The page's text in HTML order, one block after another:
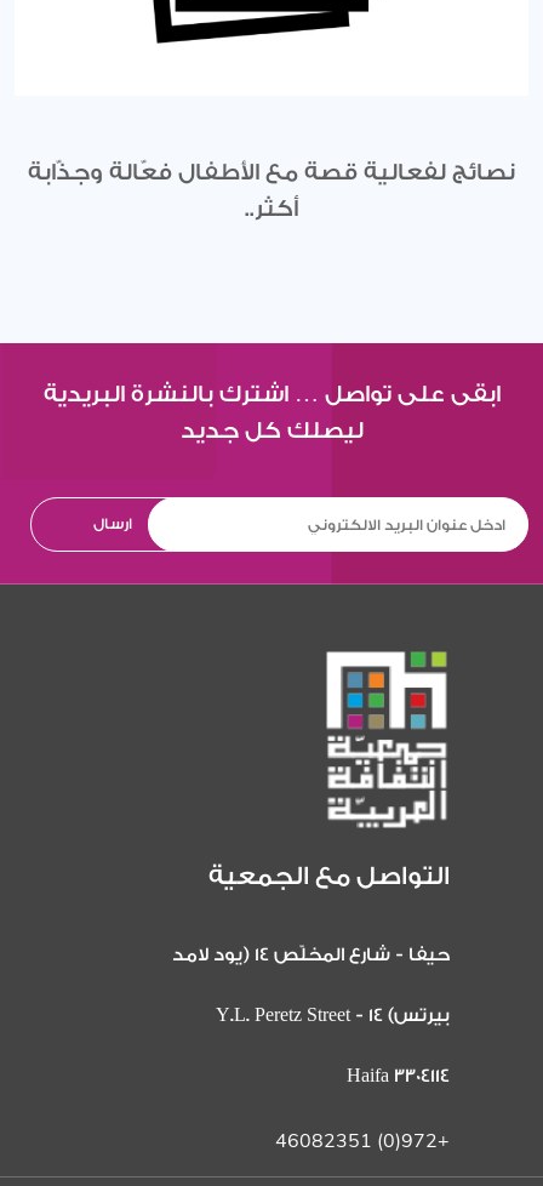
نصائج لفعالية قصة مع الأطفال فعّالة وجذّابة
أكثر..
ابقى على تواصل … اشترك بالنشرة البريدية
ليصلك كل جديد
التواصل مع الجمعية
حيفا - شارع المخلّص 14 (يود لامد
بيرتس) 14 Y.L. Peretz Street -
Haifa 3304114
+972(0) 46082351